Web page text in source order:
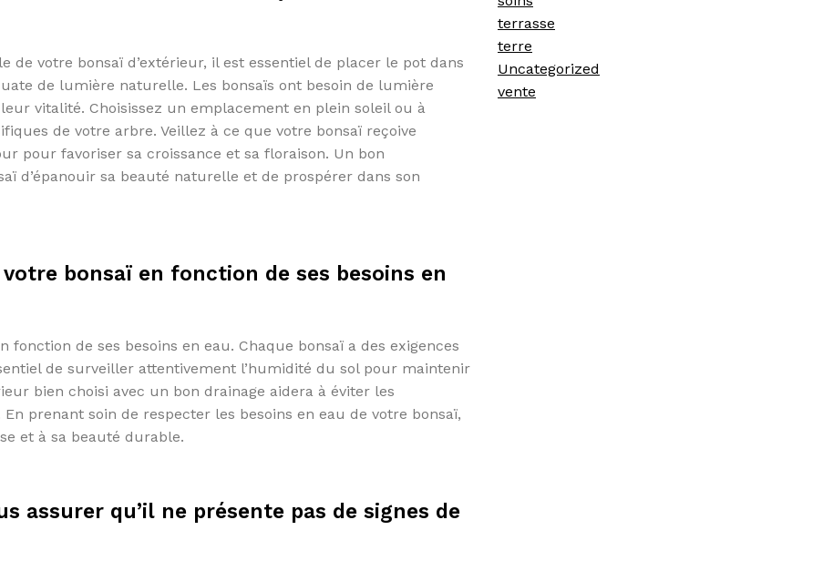
de votre bonsaï d’extérieur, il est essentiel de placer le pot dans
de lumière naturelle. Les bonsaïs ont besoin de lumière
vitalité. Choisissez un emplacement en plein soleil ou à
de votre arbre. Veillez à ce que votre bonsaï reçoive
pour favoriser sa croissance et sa floraison. Un bon
d’épanouir sa beauté naturelle et de prospérer dans son
bonsaï en fonction de ses besoins en
de ses besoins en eau. Chaque bonsaï a des exigences
de surveiller attentivement l’humidité du sol pour maintenir
bien choisi avec un bon drainage aidera à éviter les
prenant soin de respecter les besoins en eau de votre bonsaï,
et à sa beauté durable.
assurer qu’il ne présente pas de signes de
terrasse
terre
Uncategorized
vente